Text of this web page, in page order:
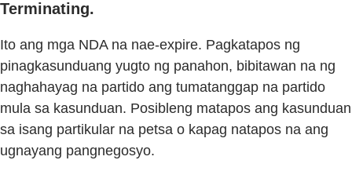
Terminating.
Ito ang mga NDA na nae-expire. Pagkatapos ng
pinagkasunduang yugto ng panahon, bibitawan na ng
naghahayag na partido ang tumatanggap na partido
mula sa kasunduan. Posibleng matapos ang kasunduan
sa isang partikular na petsa o kapag natapos na ang
ugnayang pangnegosyo.